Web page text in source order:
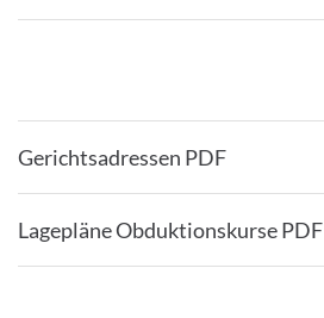
Gerichtsadressen PDF
Lagepläne Obduktionskurse PDF